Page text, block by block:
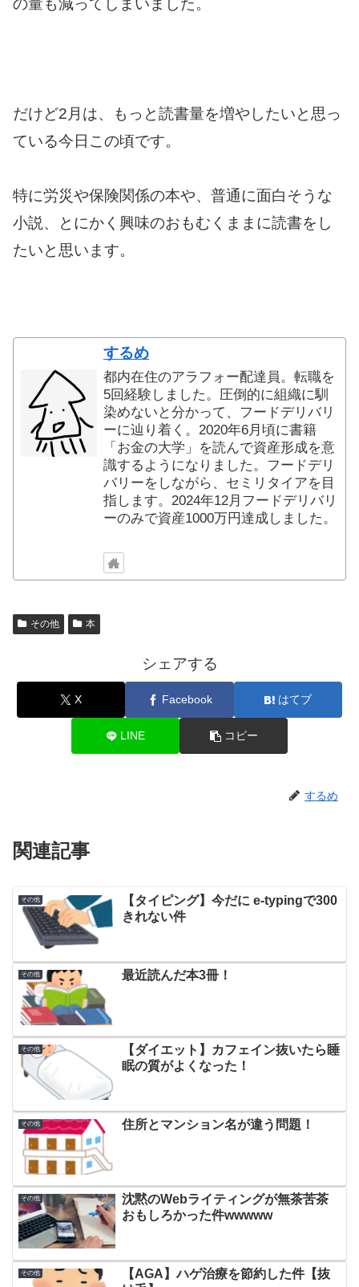
の量も減ってしまいました。
だけど2月は、もっと読書量を増やしたいと思っ
ている今日この頃です。
特に労災や保険関係の本や、普通に面白そうな
小説、とにかく興味のおもむくままに読書をし
たいと思います。
するめ
都内在住のアラフォー配達員。転職を
5回経験しました。圧倒的に組織に馴
染めないと分かって、フードデリバリ
ーに辿り着く。2020年6月頃に書籍
「お金の大学」を読んで資産形成を意
識するようになりました。フードデリ
バリーをしながら、セミリタイアを目
指します。2024年12月フードデリバリ
ーのみで資産1000万円達成しました。
その他 本
シェアする
X Facebook はてブ
LINE コピー
するめ
関連記事
その他
【タイピング】今だに e-typingで300
きれない件
その他 最近読んだ本3冊！
その他
【ダイエット】カフェイン抜いたら睡
眠の質がよくなった！
その他 住所とマンション名が違う問題！
その他
沈黙のWebライティングが無茶苦茶
おもしろかった件wwwww
その他
【AGA】ハゲ治療を節約した件【抜